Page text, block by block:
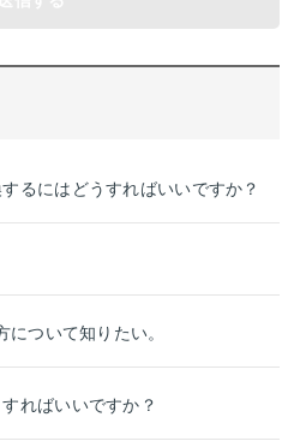
るにはどうすればいいですか？
について知りたい。
ればいいですか？